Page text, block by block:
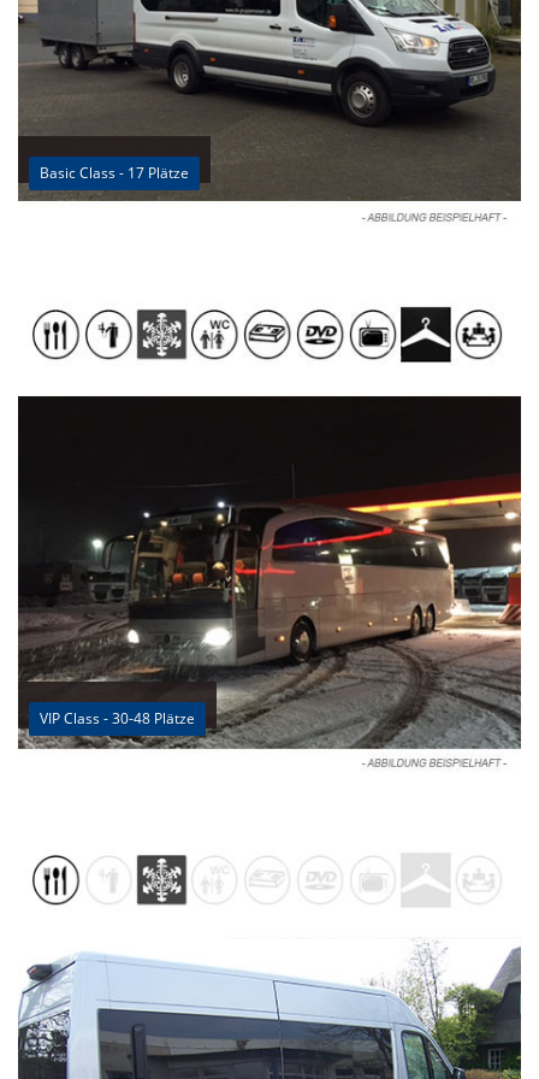
Basic Class - 17 Plätze
VIP Class - 30-48 Plätze